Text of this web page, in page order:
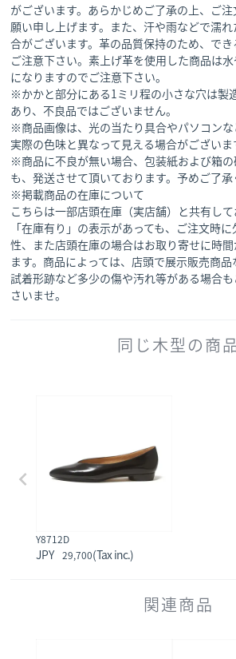
がございます。あらかじめご了承の上、ご
願い申し上げます。また、汗や雨などで濡
合がございます。革の品質保持のため、で
ご注意下さい。素上げ革を使用した商品は
になりますのでご注意下さい。
※かかと部分にある1ミリ程の小さな穴は製
あり、不良品ではございません。
※商品画像は、光の当たり具合やパソコンな
実際の色味と異なって見える場合がございま
※商品に不良が無い場合、包装紙および箱
も、発送させて頂いております。予めご了承
※掲載商品の在庫について
こちらは一部店頭在庫（実店舗）と共有して
「在庫有り」の表示があっても、ご注文時
性、また店頭在庫の場合はお取り寄せに時
ます。商品によっては、店頭で展示販売商品
試着形跡など多少の傷や汚れ等がある場合
さいませ。
同じ木型の商
Y8712D
29,700
関連商品